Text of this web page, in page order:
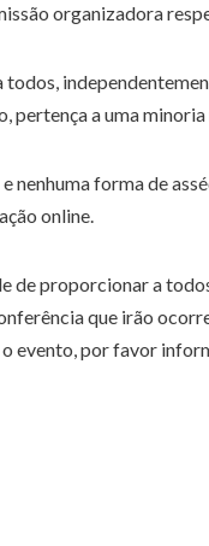
organizadora
a uma
forma de
online.
de proporcionar a
que irão
evento, por favor